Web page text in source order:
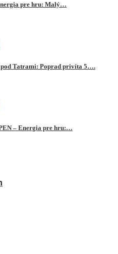
pre hru: Malý…
pod Tatrami: Poprad privíta 5….
– Energia pre hru:…